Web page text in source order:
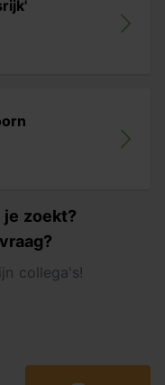
zoekt?
collega's!